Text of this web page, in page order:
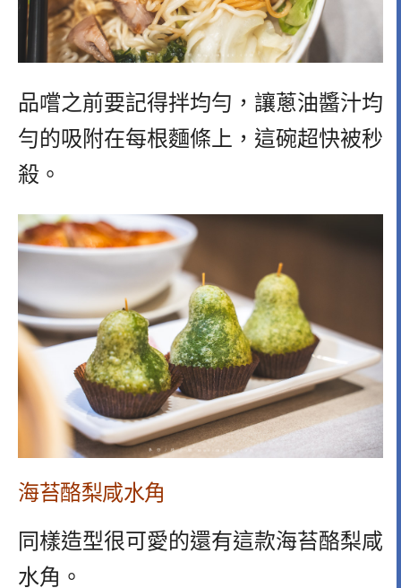
品嚐之前要記得拌均勻，讓蔥油醬汁均
勻的吸附在每根麵條上，這碗超快被秒
殺。
海苔酪梨咸水角
同樣造型很可愛的還有這款海苔酪梨咸
水角。